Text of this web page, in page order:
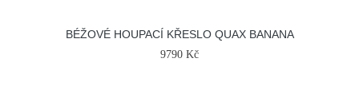
BÉŽOVÉ HOUPACÍ KŘESLO QUAX BANANA
9790 Kč